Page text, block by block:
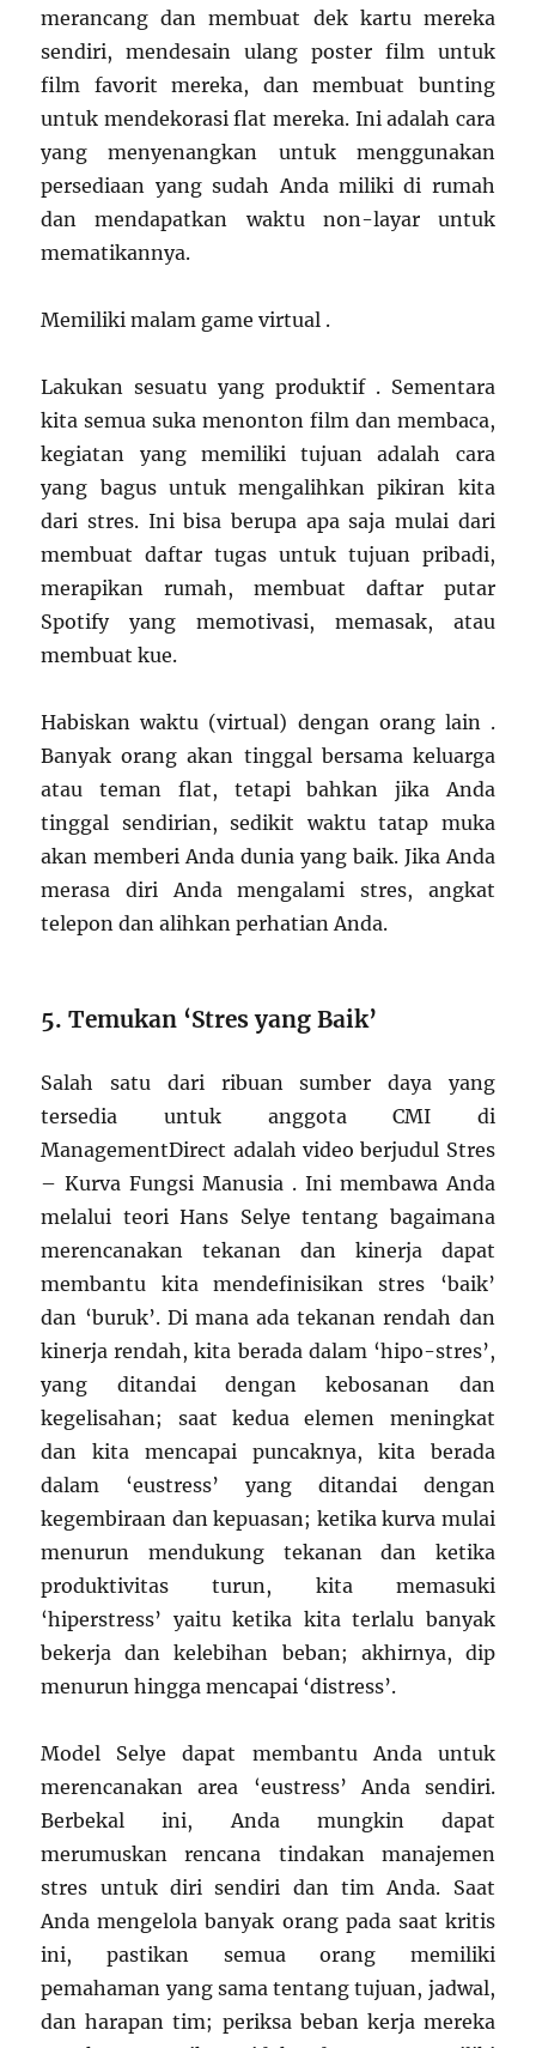
merancang dan membuat dek kartu mereka
sendiri, mendesain ulang poster film untuk
film favorit mereka, dan membuat bunting
untuk mendekorasi flat mereka. Ini adalah cara
yang menyenangkan untuk menggunakan
persediaan yang sudah Anda miliki di rumah
dan mendapatkan waktu non-layar untuk
mematikannya.
Memiliki malam game virtual .
Lakukan sesuatu yang produktif . Sementara
kita semua suka menonton film dan membaca,
kegiatan yang memiliki tujuan adalah cara
yang bagus untuk mengalihkan pikiran kita
dari stres. Ini bisa berupa apa saja mulai dari
membuat daftar tugas untuk tujuan pribadi,
merapikan rumah, membuat daftar putar
Spotify yang memotivasi, memasak, atau
membuat kue.
Habiskan waktu (virtual) dengan orang lain .
Banyak orang akan tinggal bersama keluarga
atau teman flat, tetapi bahkan jika Anda
tinggal sendirian, sedikit waktu tatap muka
akan memberi Anda dunia yang baik. Jika Anda
merasa diri Anda mengalami stres, angkat
telepon dan alihkan perhatian Anda.
5. Temukan ‘Stres yang Baik’
Salah satu dari ribuan sumber daya yang
tersedia untuk anggota CMI di
ManagementDirect adalah video berjudul Stres
– Kurva Fungsi Manusia . Ini membawa Anda
melalui teori Hans Selye tentang bagaimana
merencanakan tekanan dan kinerja dapat
membantu kita mendefinisikan stres ‘baik’
dan ‘buruk’. Di mana ada tekanan rendah dan
kinerja rendah, kita berada dalam ‘hipo-stres’,
yang ditandai dengan kebosanan dan
kegelisahan; saat kedua elemen meningkat
dan kita mencapai puncaknya, kita berada
dalam ‘eustress’ yang ditandai dengan
kegembiraan dan kepuasan; ketika kurva mulai
menurun mendukung tekanan dan ketika
produktivitas turun, kita memasuki
‘hiperstress’ yaitu ketika kita terlalu banyak
bekerja dan kelebihan beban; akhirnya, dip
menurun hingga mencapai ‘distress’.
Model Selye dapat membantu Anda untuk
merencanakan area ‘eustress’ Anda sendiri.
Berbekal ini, Anda mungkin dapat
merumuskan rencana tindakan manajemen
stres untuk diri sendiri dan tim Anda. Saat
Anda mengelola banyak orang pada saat kritis
ini, pastikan semua orang memiliki
pemahaman yang sama tentang tujuan, jadwal,
dan harapan tim; periksa beban kerja mereka